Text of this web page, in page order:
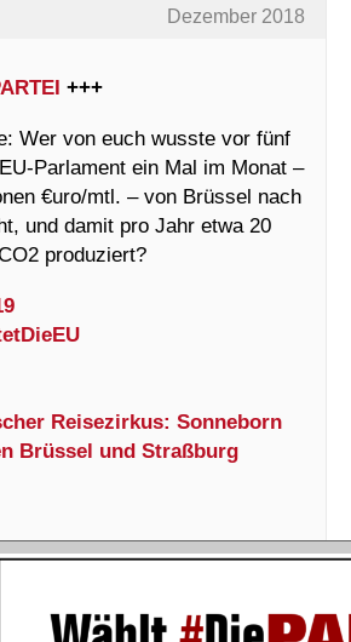
Dezember 2018
+++
Wer von euch wusste vor fünf
Parlament ein Mal im Monat –
€uro/mtl. – von Brüssel nach
und damit pro Jahr etwa 20
produziert?
Reisezirkus: Sonneborn
Brüssel und Straßburg